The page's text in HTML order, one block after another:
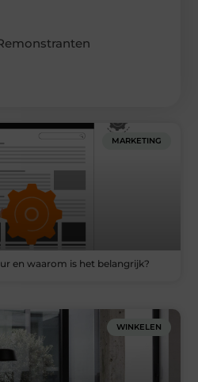
MARKETING
en waarom is het belangrijk?
WINKELEN